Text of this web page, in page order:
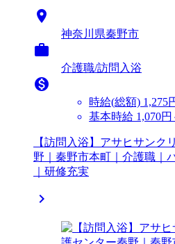

神奈川県秦野市

介護職/訪問入浴

時給(総額) 1,275
基本時給 1,070円
【訪問入浴】アサヒサンク
野｜秦野市本町｜介護職｜
｜研修充実
